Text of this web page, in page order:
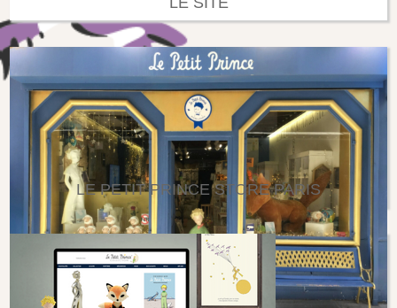
LE PETIT PRINCE STORE PARIS